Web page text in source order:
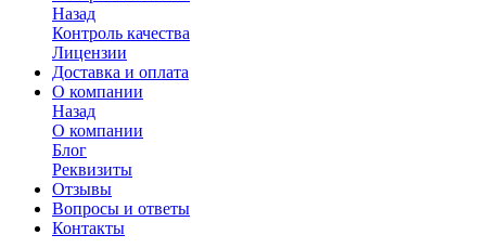
Назад
Контроль качества
Лицензии
Доставка и оплата
О компании
Назад
О компании
Блог
Реквизиты
Отзывы
Вопросы и ответы
Контакты